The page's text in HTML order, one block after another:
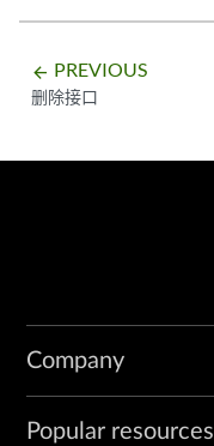
arrow_backward PREVIOUS
删除接口
Company
Popular resources